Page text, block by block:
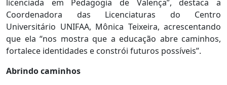
licenciada em Pedagogia de Valença”, destaca a
Coordenadora das Licenciaturas do Centro
Universitário UNIFAA, Mônica Teixeira, acrescentando
que ela “nos mostra que a educação abre caminhos,
fortalece identidades e constrói futuros possíveis”.
Abrindo caminhos